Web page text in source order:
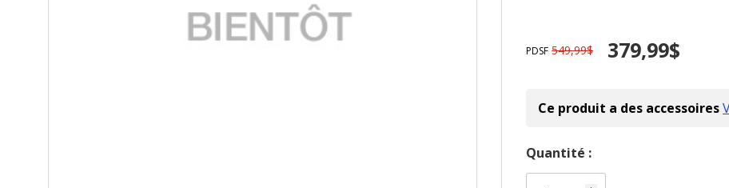
PDSF 549,99$ 379,99$
Ce produit a des accessoires
Dépêchez-
vous!
Quantité :